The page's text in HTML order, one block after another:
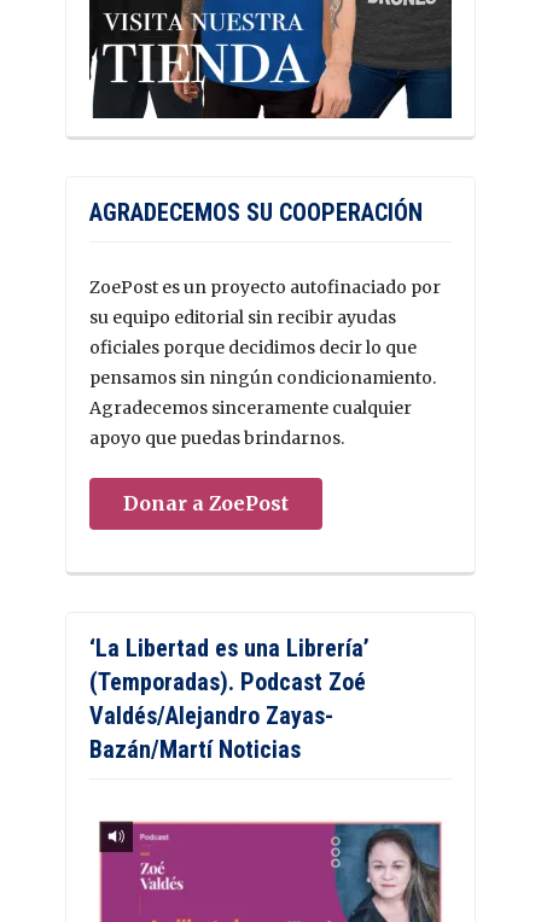
AGRADECEMOS SU COOPERACIÓN
ZoePost es un proyecto autofinaciado por
su equipo editorial sin recibir ayudas
oficiales porque decidimos decir lo que
pensamos sin ningún condicionamiento.
Agradecemos sinceramente cualquier
apoyo que puedas brindarnos.
Donar a ZoePost
‘La Libertad es una Librería’
(Temporadas). Podcast Zoé
Valdés/Alejandro Zayas-
Bazán/Martí Noticias